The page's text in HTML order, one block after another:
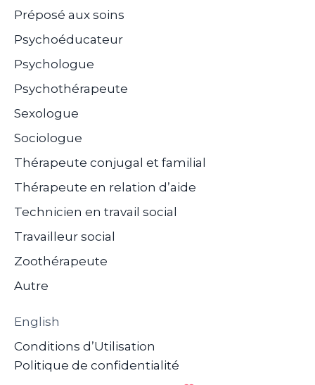
Préposé aux soins
Psychoéducateur
Psychologue
Psychothérapeute
Sexologue
Sociologue
Thérapeute conjugal et familial
Thérapeute en relation d’aide
Technicien en travail social
Travailleur social
Zoothérapeute
Autre
English
Conditions d’Utilisation
Politique de confidentialité